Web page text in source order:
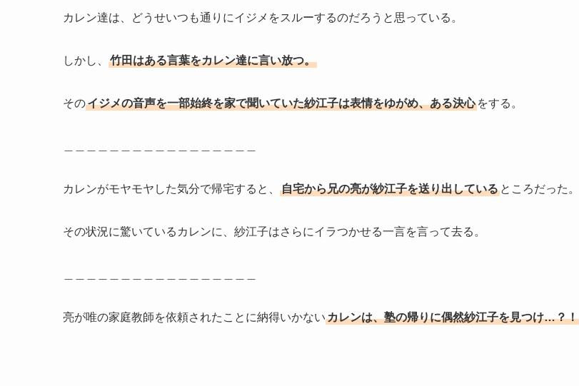
カレン達は、どうせいつも通りにイジメをスルーするのだろうと思っている。
しかし、 竹田はある言葉をカレン達に言い放つ。
そのイジメの音声を一部始終を家で聞いていた紗江子は表情をゆがめ、ある決心 をする。
カレンがモヤモヤした気分で帰宅すると、 自宅から兄の亮が紗江子を送り出している ところだった。
その状況に驚いているカレンに、紗江子はさらにイラつかせる一言を言って去る。
亮が唯の家庭教師を依頼されたことに納得いかないカレンは、塾の帰りに偶然紗江子を見つけ…？！